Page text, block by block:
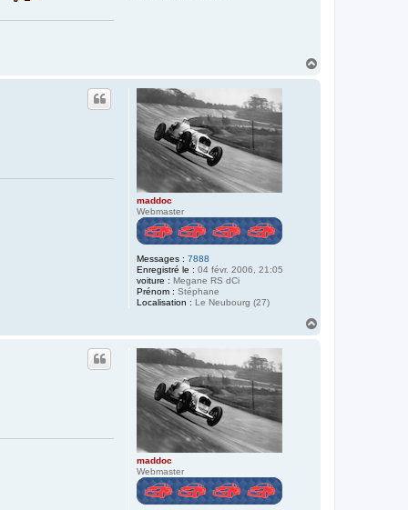
maddoc
Webmaster
Messages : 7888
Enregistré le : 04 févr. 2006, 21:05
voiture : Megane RS dCi
Prénom : Stéphane
Localisation : Le Neubourg (27)
maddoc
Webmaster